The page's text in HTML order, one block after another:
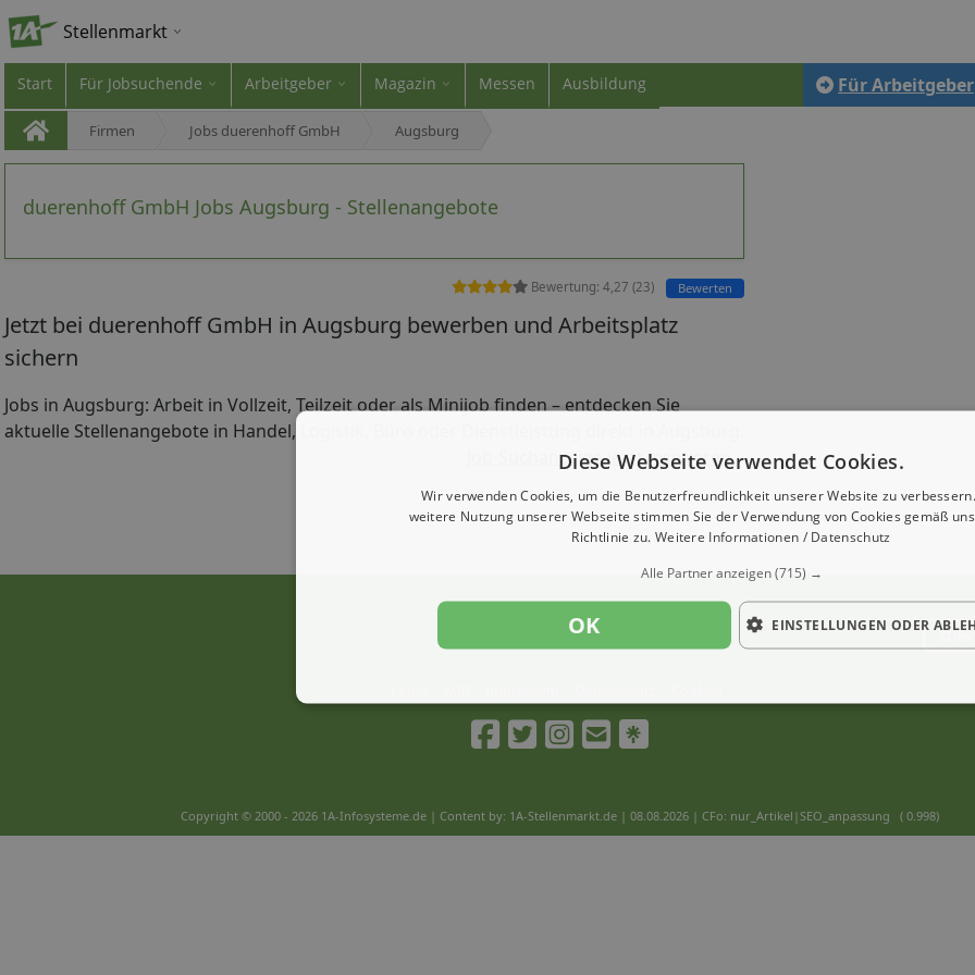
Stellenmarkt
Start Für Jobsuchende Arbeitgeber Magazin Messen Ausbildung Für Arbeitgeber
Firmen Jobs duerenhoff GmbH Augsburg
duerenhoff GmbH Jobs Augsburg - Stellenangebote
Bewertung: 4,27 (23) Bewerten
Jetzt bei duerenhoff GmbH in Augsburg bewerben und Arbeitsplatz
sichern
Jobs in Augsburg: Arbeit in Vollzeit, Teilzeit oder als Minijob finden – entdecken Sie
aktuelle Stellenangebote in Handel, Logistik, Büro oder Dienstleistung direkt in Augsburg.
Job-Suchanzeige jetzt inserieren
Copyright © 2000 - 2026 1A-Infosysteme.de | Content by: 1A-Stellenmarkt.de | 08.08.2026 | CFo: nur_Artikel|SEO_anpassung ( 0.998)
Diese Webseite verwendet Cookies.
Wir verwenden Cookies, um die Benutzerfreundlichkeit unserer Website zu
weitere Nutzung unserer Webseite stimmen Sie der Verwendung von Cookies gemäß
Richtlinie zu. Weitere Informationen / Datenschutz
Alle Partner anzeigen(715) →
OK EINSTELLUNGEN ODER